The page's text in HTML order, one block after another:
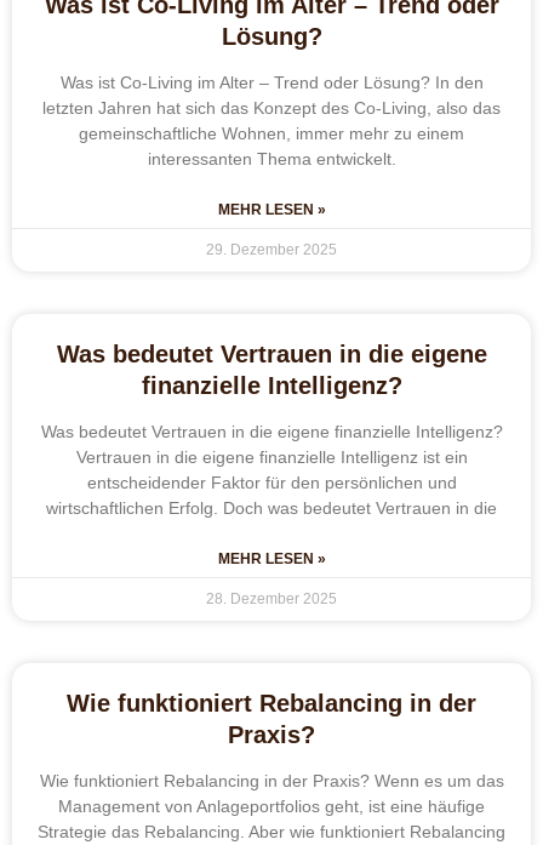
Lösung?
Was ist Co-Living im Alter – Trend oder Lösung? In den
letzten Jahren hat sich das Konzept des Co-Living, also das
gemeinschaftliche Wohnen, immer mehr zu einem
interessanten Thema entwickelt.
MEHR LESEN »
29. Dezember 2025
Was bedeutet Vertrauen in die eigene
finanzielle Intelligenz?
Was bedeutet Vertrauen in die eigene finanzielle Intelligenz?
Vertrauen in die eigene finanzielle Intelligenz ist ein
entscheidender Faktor für den persönlichen und
wirtschaftlichen Erfolg. Doch was bedeutet Vertrauen in die
MEHR LESEN »
28. Dezember 2025
Wie funktioniert Rebalancing in der
Praxis?
Wie funktioniert Rebalancing in der Praxis? Wenn es um das
Management von Anlageportfolios geht, ist eine häufige
Strategie das Rebalancing. Aber wie funktioniert Rebalancing